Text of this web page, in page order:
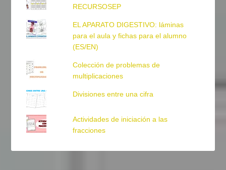
RECURSOSEP
EL APARATO DIGESTIVO: láminas
para el aula y fichas para el alumno
(ES/EN)
Colección de problemas de
multiplicaciones
Divisiones entre una cifra
Actividades de iniciación a las
fracciones